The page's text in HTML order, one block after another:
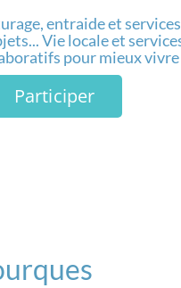
entraide et
Vie locale et
pour mieux vivre
Participer